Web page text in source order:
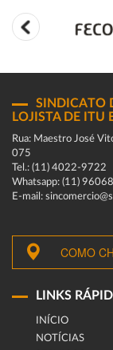
SINDICATO
LOJISTA DE ITU
Rua: Maestro José
075
Tel.: (11) 4022-9722
Whatsapp: (11)
E-mail:
COMO
LINKS
INÍCIO
NOTÍCIAS